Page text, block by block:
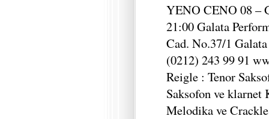
YENO CENO 08 –
21:00 Galata
Cad. No.37/1
(0212) 243 99 91
Reigle : Tenor
Saksofon ve
Melodika ve